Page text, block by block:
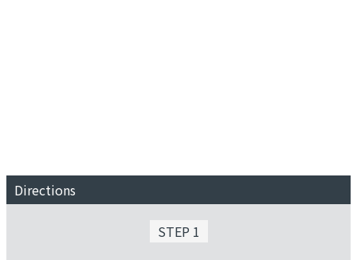
Directions
STEP 1